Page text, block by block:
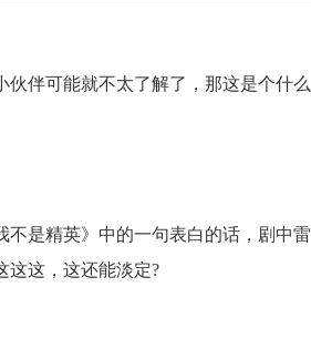
伴可能就不太了解了，那这是个什么
不是精英》中的一句表白的话，剧中雷
这这，这还能淡定?